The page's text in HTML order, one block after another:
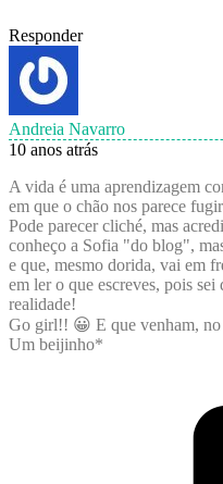
Responder
Andreia Navarro
10 anos atrás
A vida é uma aprendizagem
em que o chão nos parece
Pode parecer cliché, mas
conheço a Sofia "do blog",
e que, mesmo dorida, vai em
em ler o que escreves, pois sei
realidade!
Go girl!! 😀 E que venham, no
Um beijinho*